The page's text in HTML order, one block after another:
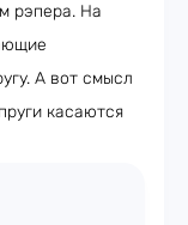
рэпера. На
А вот смысл
касаются